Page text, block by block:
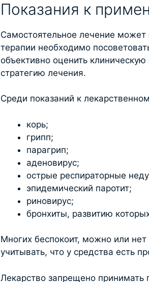
Показания к
Самостоятельное лечение
терапии необходимо
объективно оценить
стратегию лечения.
Среди показаний к
корь;
грипп;
парагрип;
аденовирус;
острые респираторные
эпидемический паротит;
риновирус;
бронхиты, развитию
Многих беспокоит, можно или
учитывать, что у средства есть
Лекарство запрещено принимать